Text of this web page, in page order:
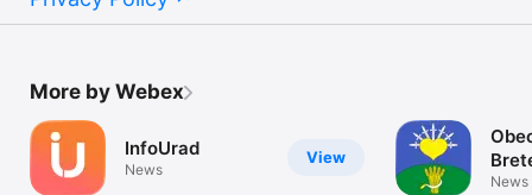
More by Webex
View
InfoUrad
News
News